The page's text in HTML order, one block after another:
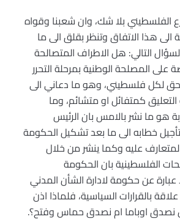
الفلسطيني بلا شك، وان شعبنا وقواه
الى هذا الاتفاق وتنظر بقلق الى ما
التالي: هل الاطراف المتصالحة
المصلحة الوطنية بمرحلة التحرر
لكل فلسطيني، وهو ما دعاني الى
التعليق كمتفائل او متشائم، وما
هو ما نشر بالامس بان الرئيس
خطابه الى ما بعد تشكيل الحكومة
عليه وكما ينشر من خلال
الفلسطينية بان الحكومة
عن حكومة لادارة الشأن المدني
بالقرارات السياسية، فلماذا اذن
نصدق اوباما ام نصدق حماس وفتح؟.